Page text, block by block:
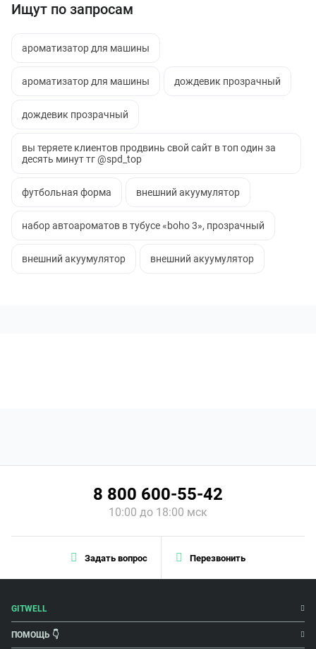
Ищут по запросам
ароматизатор для машины
ароматизатор для машины дождевик прозрачный
дождевик прозрачный
вы теряете клиентов продвинь свой сайт в топ один за
десять минут тг @spd_top
футбольная форма внешний акуумулятор
набор автоароматов в тубусе «boho 3», прозрачный
внешний акуумулятор внешний акуумулятор
Задать вопрос Перезвонить
8 800 600-55-42
10:00 до 18:00 мск
GITWELL
ПОМОЩЬ 👇